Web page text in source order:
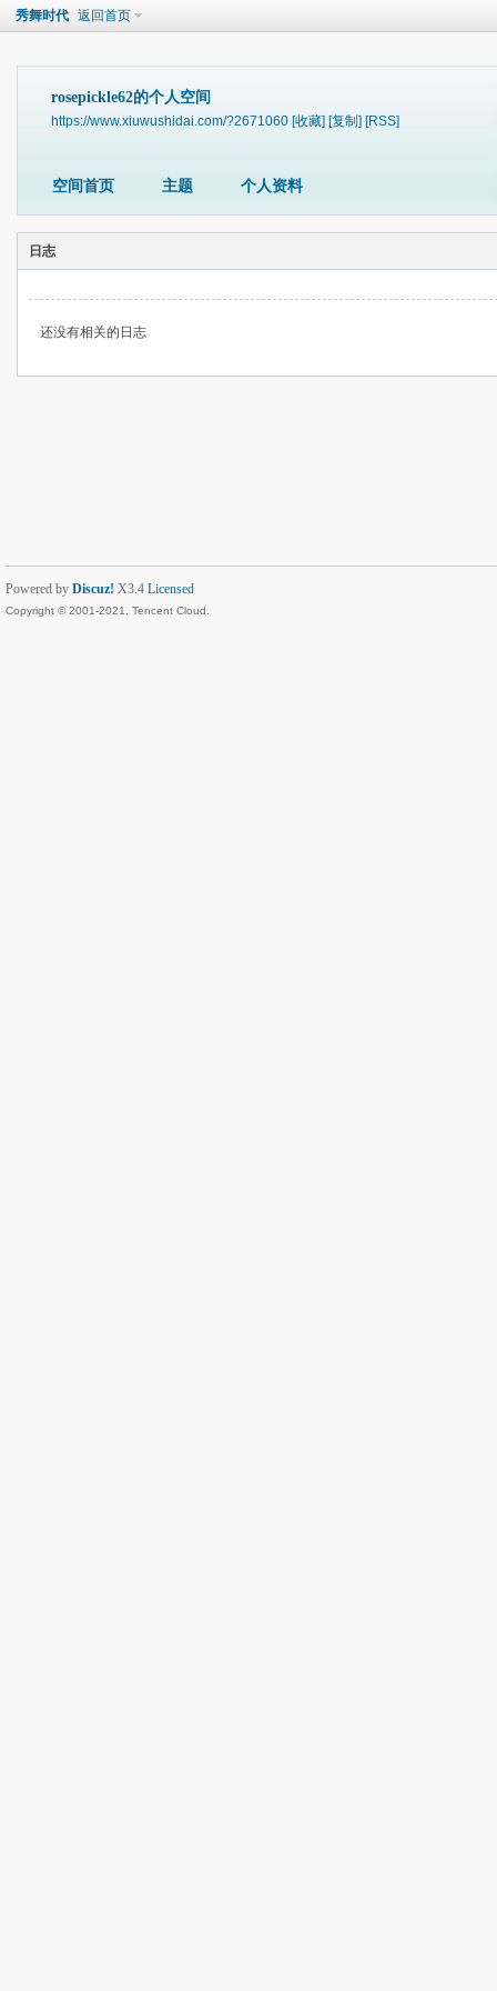
秀舞时代 返回首页
rosepickle62的个人空间
https://www.xiuwushidai.com/?2671060 [收藏] [复制] [RSS]
空间首页 主题 个人资料
日志
还没有相关的日志
Powered by Discuz! X3.4 Licensed
Copyright © 2001-2021, Tencent Cloud.